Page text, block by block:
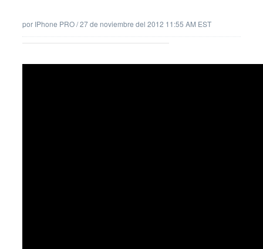
por IPhone PRO/27 de noviembre del 2012 11:55 AM EST